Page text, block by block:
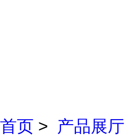
首页 > 产品展厅